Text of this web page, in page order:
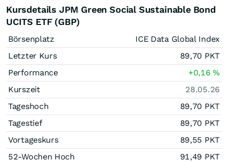
Kursdetails JPM Green Social Sustainable Bond
UCITS ETF (GBP)
Börsenplatz
ICE Data Global Index
Letzter Kurs
89,70 PKT
Performance
+0,16%
Kurszeit
28.05.26
Tageshoch
89,70 PKT
Tagestief
89,70 PKT
Vortageskurs
89,55 PKT
52-Wochen Hoch
91,49 PKT